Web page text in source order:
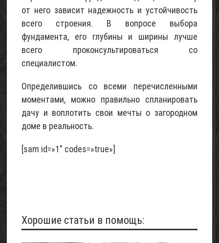
от него зависит надежность и устойчивость
всего строения. В вопросе выбора
фундамента, его глубины и ширины лучше
всего проконсультироваться со
специалистом.
Определившись со всеми перечисленными
моментами, можно правильно спланировать
дачу и воплотить свои мечты о загородном
доме в реальность.
[sam id=»1″ codes=»true»]
Хорошие статьи в помощь: